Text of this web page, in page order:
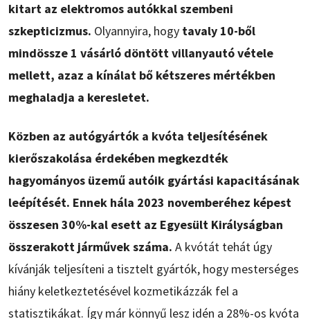
kitart az elektromos autókkal szembeni
szkepticizmus. Olyannyira, hogy tavaly 10-ből
mindössze 1 vásárló döntött villanyautó vétele
mellett, azaz a kínálat bő kétszeres mértékben
meghaladja a keresletet.
Közben az autógyártók a kvóta teljesítésének
kierőszakolása érdekében megkezdték
hagyományos üzemű autóik gyártási kapacitásának
leépítését. Ennek hála 2023 novemberéhez képest
összesen 30%-kal esett az Egyesült Királyságban
összerakott járművek száma. A kvótát tehát úgy
kívánják teljesíteni a tisztelt gyártók, hogy mesterséges
hiány keletkeztetésével kozmetikázzák fel a
statisztikákat. Így már könnyű lesz idén a 28%-os kvóta